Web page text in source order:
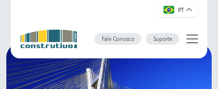
PT
Fale Conosco Suporte